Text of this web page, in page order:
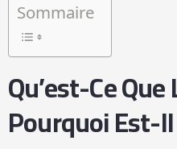
Sommaire
Qu’est-Ce
Pourquoi Est-